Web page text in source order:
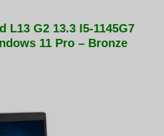
L13 G2 13.3 I5-1145G7
11 Pro – Bronze